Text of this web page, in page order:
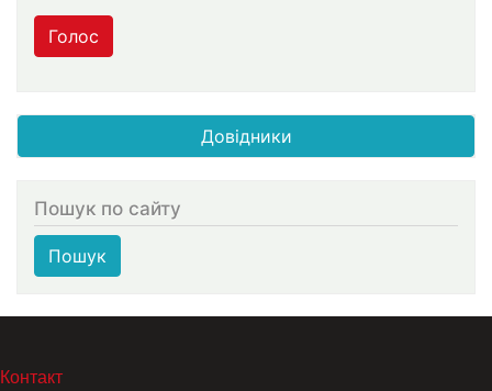
Голос
Довідники
Пошук по сайту
Пошук
МЕНЮ В ПОДВАЛЕ
Контакт